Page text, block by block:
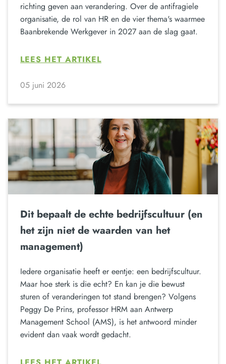
richting geven aan verandering. Over de antifragiele
organisatie, de rol van HR en de vier thema's waarmee
Baanbrekende Werkgever in 2027 aan de slag gaat.
LEES HET ARTIKEL
05 juni 2026
Dit bepaalt de echte bedrijfscultuur (en
het zijn niet de waarden van het
management)
Iedere organisatie heeft er eentje: een bedrijfscultuur.
Maar hoe sterk is die echt? En kan je die bewust
sturen of veranderingen tot stand brengen? Volgens
Peggy De Prins, professor HRM aan Antwerp
Management School (AMS), is het antwoord minder
evident dan vaak wordt gedacht.